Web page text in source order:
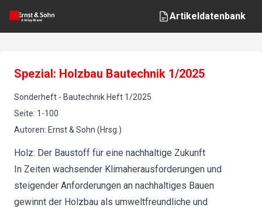
Artikeldatenbank
Spezial: Holzbau Bautechnik 1/2025
Sonderheft - Bautechnik Heft 1/2025
Seite: 1-100
Autoren: Ernst & Sohn (Hrsg.)
Holz: Der Baustoff für eine nachhaltige Zukunft
In Zeiten wachsender Klimaherausforderungen und
steigender Anforderungen an nachhaltiges Bauen
gewinnt der Holzbau als umweltfreundliche und